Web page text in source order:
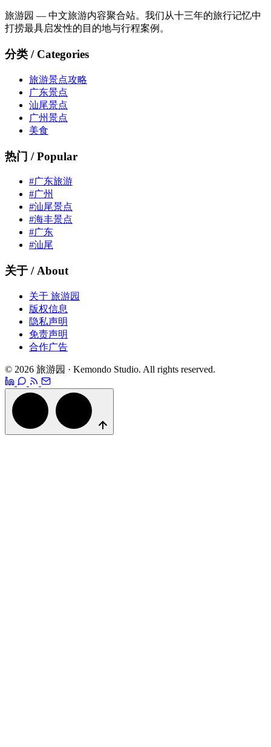
旅游园 — 中文旅游内容聚合站。我们从十三年的旅行记忆中
打捞最具启发性的目的地与行程案例。
分类 / Categories
旅游景点攻略
广东景点
汕尾景点
广州景点
美食
热门 / Popular
#广东旅游
#广州
#汕尾景点
#海丰景点
#广东
#汕尾
关于 / About
关于 旅游园
版权信息
隐私声明
免责声明
合作广告
© 2026 旅游园 · Kemondo Studio. All rights reserved.